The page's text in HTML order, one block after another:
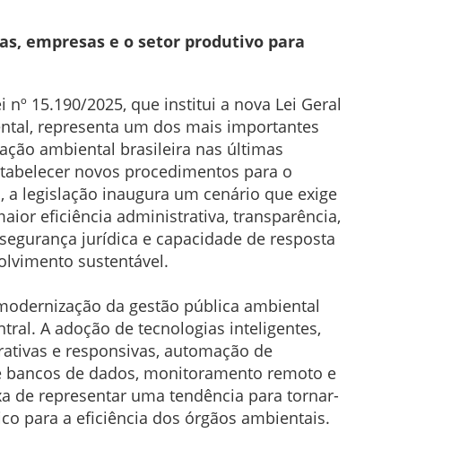
empresas e o setor produtivo para
nº 15.190/2025, que institui a nova Lei Geral
representa um dos mais importantes
ambiental brasileira nas últimas
novos procedimentos para o
legislação inaugura um cenário que exige
eficiência administrativa, transparência,
jurídica e capacidade de resposta
sustentável.
da gestão pública ambiental
A adoção de tecnologias inteligentes,
e responsivas, automação de
bancos de dados, monitoramento remoto e
de representar uma tendência para tornar-
para a eficiência dos órgãos ambientais.